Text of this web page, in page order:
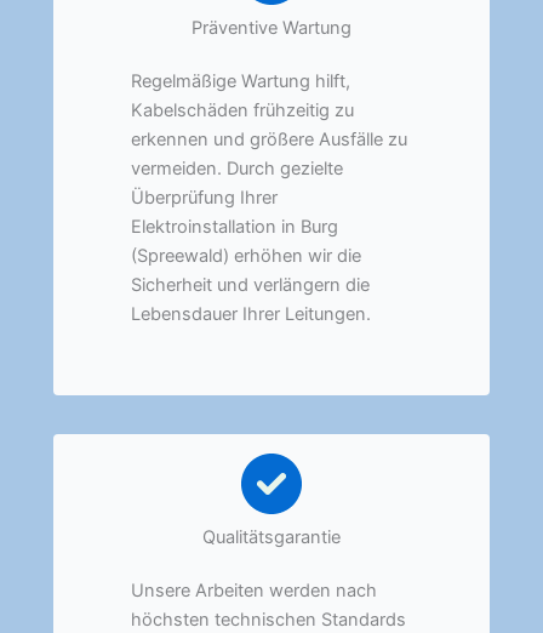
Präventive Wartung
Regelmäßige Wartung hilft,
Kabelschäden frühzeitig zu
erkennen und größere Ausfälle zu
vermeiden. Durch gezielte
Überprüfung Ihrer
Elektroinstallation in Burg
(Spreewald) erhöhen wir die
Sicherheit und verlängern die
Lebensdauer Ihrer Leitungen.
Qualitätsgarantie
Unsere Arbeiten werden nach
höchsten technischen Standards